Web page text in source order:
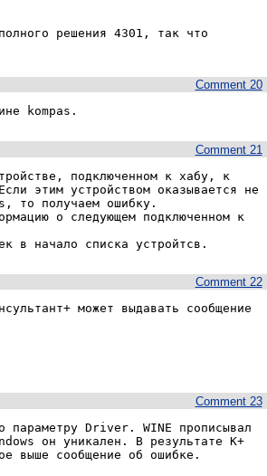
решения 4301, так что
Comment 20
kompas.
Comment 21
подключенном к хабу, к
этим устройством оказывается не
то получаем ошибку.
о следующем подключенном к
в начало списка устройтсв.
Comment 22
может выдавать сообщение
Comment 23
параметру Driver. WINE прописывал
он уникален. В результате К+
выше сообщение об ошибке.